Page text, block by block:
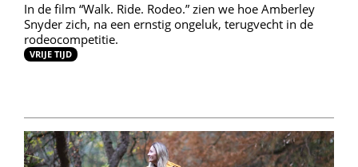
In de film “Walk. Ride. Rodeo.” zien we hoe Amberley
Snyder zich, na een ernstig ongeluk, terugvecht in de
rodeocompetitie.
VRIJE TIJD